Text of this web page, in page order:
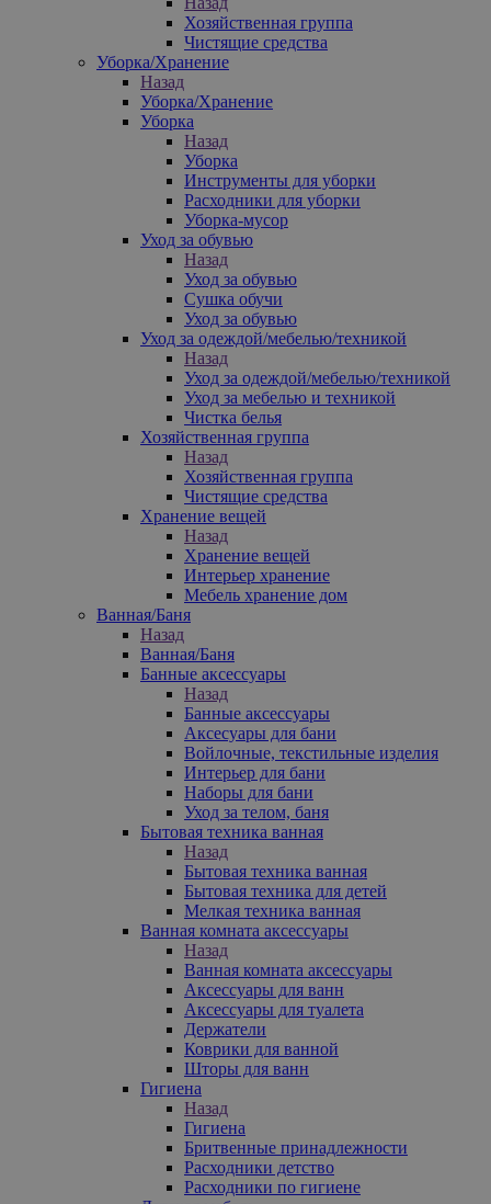
Хозяйственная группа
Чистящие средства
Уборка/Хранение
Назад
Уборка/Хранение
Уборка
Назад
Уборка
Инструменты для уборки
Расходники для уборки
Уборка-мусор
Уход за обувью
Назад
Уход за обувью
Сушка обучи
Уход за обувью
Уход за одеждой/мебелью/техникой
Назад
Уход за одеждой/мебелью/техникой
Уход за мебелью и техникой
Чистка белья
Хозяйственная группа
Назад
Хозяйственная группа
Чистящие средства
Хранение вещей
Назад
Хранение вещей
Интерьер хранение
Мебель хранение дом
Ванная/Баня
Назад
Ванная/Баня
Банные аксессуары
Назад
Банные аксессуары
Аксесуары для бани
Войлочные, текстильные изделия
Интерьер для бани
Наборы для бани
Уход за телом, баня
Бытовая техника ванная
Назад
Бытовая техника ванная
Бытовая техника для детей
Мелкая техника ванная
Ванная комната аксессуары
Назад
Ванная комната аксессуары
Аксессуары для ванн
Аксессуары для туалета
Держатели
Коврики для ванной
Шторы для ванн
Гигиена
Назад
Гигиена
Бритвенные принадлежности
Расходники детство
Расходники по гигиене